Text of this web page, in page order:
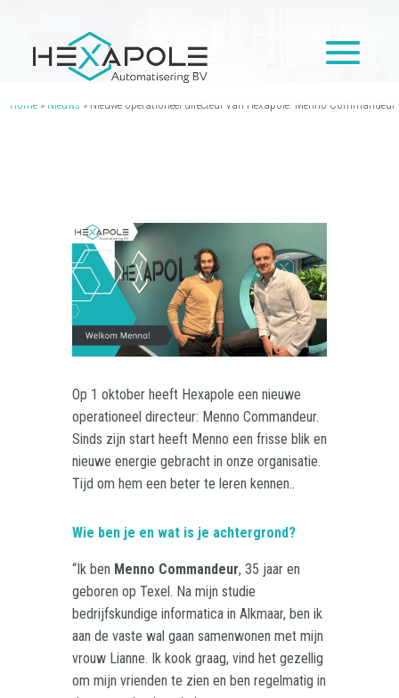
Home» Nieuws » Nieuwe operationeel directeur van Hexapole: Menno Commandeur
Op 1 oktober heeft Hexapole een nieuwe
operationeel directeur: Menno Commandeur.
Sinds zijn start heeft Menno een frisse blik en
nieuwe energie gebracht in onze organisatie.
Tijd om hem een beter te leren kennen..
Wie ben je en wat is je achtergrond?
“Ik ben Menno Commandeur, 35 jaar en
geboren op Texel. Na mijn studie
bedrijfskundige informatica in Alkmaar, ben ik
aan de vaste wal gaan samenwonen met mijn
vrouw Lianne. Ik kook graag, vind het gezellig
om mijn vrienden te zien en ben regelmatig in